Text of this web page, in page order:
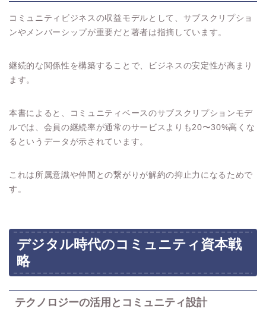
コミュニティビジネスの収益モデルとして、サブスクリプショ
ンやメンバーシップが重要だと著者は指摘しています。
継続的な関係性を構築することで、ビジネスの安定性が高まり
ます。
本書によると、コミュニティベースのサブスクリプションモデ
ルでは、会員の継続率が通常のサービスよりも20〜30%高くな
るというデータが示されています。
これは所属意識や仲間との繋がりが解約の抑止力になるためで
す。
デジタル時代のコミュニティ資本戦
略
テクノロジーの活用とコミュニティ設計